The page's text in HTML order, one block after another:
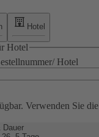
Hotel
Hotel
Hotel
Verwenden Sie
Dauer